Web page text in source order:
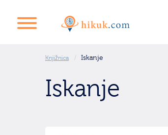
Knjižnica Iskanje
Iskanje